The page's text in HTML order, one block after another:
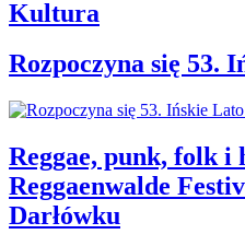
Kultura
Rozpoczyna się 53.
Reggae, punk, folk i
Reggaenwalde
Darłówku